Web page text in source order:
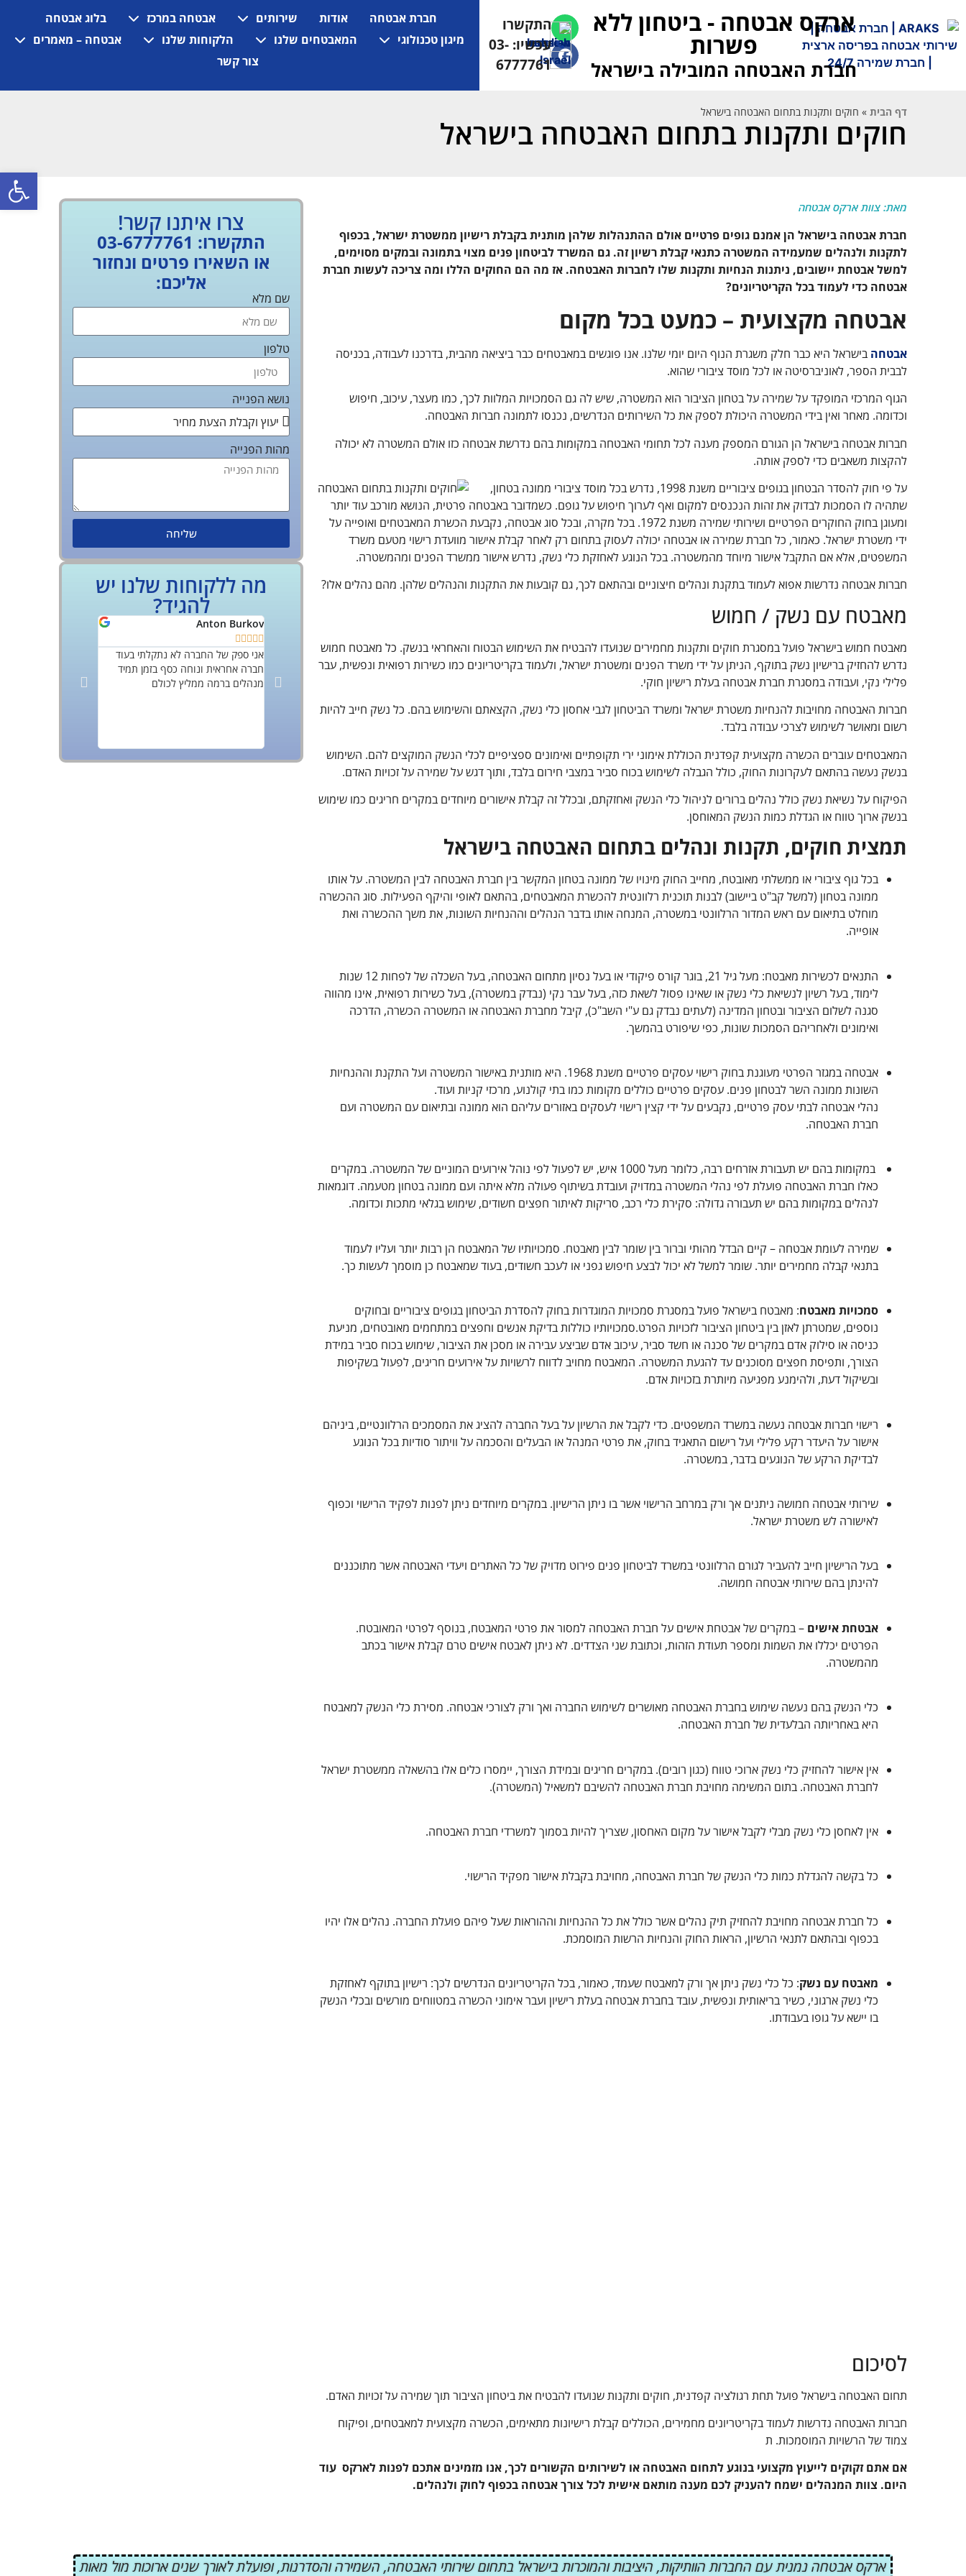
ארקס אבטחה - ביטחון ללא
פשרות
חברת האבטחה המובילה בישראל
התקשרו
עכשיו: 03-
6777761
(למחפשי עבודה
052-5472710)
חברת אבטחה אודות שירותים אבטחה במרכז
בלוג אבטחה
מיגון טכנולוגי
המאבטחים שלנו הלקוחות שלנו
אבטחה – מאמרים
צור קשר
דף הבית » חוקים ותקנות בתחום האבטחה בישראל
חוקים ותקנות בתחום האבטחה בישראל
מאת: צוות ארקס אבטחה
חברת אבטחה בישראל הן אמנם גופים פרטיים אולם ההתנהלות שלהן מותנית בקבלת רישיון ממשטרת ישראל, בכפוף
לתקנות ולנהלים שמעמידה המשטרה כתנאי קבלת רשיון זה. גם המשרד לביטחון פנים מצוי בתמונה ובמקים מסוימים,
למשל אבטחת יישובים, ניתנות הנחיות ותקנות שלו לחברות האבטחה. אז מה הם החוקים הללו ומה צריכה לעשות חברת
אבטחה כדי לעמוד בכל הקריטריונים?
אבטחה מקצועית – כמעט בכל מקום
אבטחה בישראל היא כבר חלק משגרת הנוף היום יומי שלנו. אנו פוגשים במאבטחים כבר ביציאה מהבית, בדרכנו לעבודה, בכניסה
לבבית הספר, לאוניברסיטה או לכל מוסד ציבורי שהוא.
הגוף המרכזי המופקד על שמירה על בטחון הציבור הוא המשטרה, שיש לה גם הסמכויות המלוות לכך, כמו מעצר, עיכוב, חיפוש
וכדומה. מאחר ואין בידי המשטרה היכולת לספק את כל השירותים הנדרשים, נכנסו לתמונה חברות האבטחה.
חברות אבטחה בישראל הן הגורם המספק מענה לכל תחומי האבטחה במקומות בהם נדרשת אבטחה כזו אולם המשטרה לא יכולה
להקצות משאבים כדי לספק אותה.
על פי חוק להסדר הבטחון בגופים ציבוריים משנת 1998, נדרש בכל מוסד ציבורי ממונה
בטחון,
שתהיה לו הסמכות לבדוק את זהות הנכנסים למקום ואף לערוך חיפוש על גופם. כשמדובר באבטחה פרטית, הנושא מורכב עוד יותר
ומעוגן בחוק החוקרים הפרטיים ושירותי שמירה משנת 1972. בכל מקרה, ובכל סוג אבטחה, נקבעת הכשרת המאבטחים ואופייה על
ידי משטרת ישראל. כאמור, כל חברת שמירה או אבטחה יכולה לעסוק בתחום רק לאחר קבלת אישור מוועדת רישוי מטעם משרד
המשפטים, אלא אם התקבל אישור מיוחד מהמשטרה. בכל הנוגע לאחזקת כלי נשק, נדרש אישור ממשרד הפנים ומהמשטרה.
חברות אבטחה נדרשות אפוא לעמוד בתקנת ונהלים חיצוניים ובהתאם לכך, גם קובעות את התקנות והנהלים שלהן. מהם נהלים אלו?
מאבטח עם נשק / חמוש
מאבטח חמוש בישראל פועל במסגרת חוקים ותקנות מחמירים שנועדו להבטיח את השימוש הבטוח והאחראי בנשק. כל מאבטח חמוש
נדרש להחזיק ברישיון נשק בתוקף, הניתן על ידי משרד הפנים ומשטרת ישראל, ולעמוד בקריטריונים כמו כשירות רפואית ונפשית, עבר
פלילי נקי, ועבודה במסגרת חברת אבטחה בעלת רישיון חוקי.
חברות האבטחה מחויבות להנחיות משטרת ישראל ומשרד הביטחון לגבי אחסון כלי נשק, הקצאתם והשימוש בהם. כל נשק חייב להיות
רשום ומאושר לשימוש לצרכי עבודה בלבד.
המאבטחים עוברים הכשרה מקצועית קפדנית הכוללת אימוני ירי תקופתיים ואימונים ספציפיים לכלי הנשק המוקצים להם. השימוש
בנשק נעשה בהתאם לעקרונות החוק, כולל הגבלה לשימוש בכוח סביר במצבי חירום בלבד, ותוך דגש על שמירה על זכויות האדם.
הפיקוח על נשיאת נשק כולל נהלים ברורים לניהול כלי הנשק ואחזקתם, ובכלל זה קבלת אישורים מיוחדים במקרים חריגים כמו שימוש
בנשק ארוך טווח או הגדלת כמות הנשק המאוחסן.
תמצית חוקים, תקנות ונהלים בתחום האבטחה בישראל
בכל גוף ציבורי או ממשלתי מאובטח, מחייב החוק מינויו של ממונה בטחון המקשר בין חברת האבטחה לבין המשטרה. על אותו
ממונה בטחון (למשל קב"ט ביישוב) לבנות תוכנית רלוונטית להכשרת המאבטחים, בהתאם לאופי והיקף הפעילות. סוג ההכשרה
מוחלט בתיאום עם ראש המדור הרלוונטי במשטרה, המנחה אותו בדבר הנהלים וההנחיות השונות, את משך ההכשרה ואת
אופייה.
התנאים לכשירות מאבטח: מעל גיל 21, בוגר קורס פיקודי או בעל נסיון מתחום האבטחה, בעל השכלה של לפחות 12 שנות
לימוד, בעל רשיון לנשיאת כלי נשק או שאינו פסול לשאת כזה, בעל עבר נקי (נבדק במשטרה), בעל כשירות רפואית, אינו מהווה
סגנה לשלום הציבור ובטחון המדינה (לעתים נבדק גם ע"י השב"כ), קיבל מחברת האבטחה או המשטרה הכשרה, הדרכה
ואימונים ולאחריהם הסמכות שונות, כפי שיפורט בהמשך.
אבטחה במגזר הפרטי מעוגנת בחוק רישוי עסקים פרטיים משנת 1968. היא מותנית באישור המשטרה ועל התקנת וההנחיות
השונות ממונה השר לבטחון פנים. עסקים פרטיים כוללים מקומות כמו בתי קולנוע, מרכזי קניות ועוד.
נהלי אבטחה לבתי עסק פרטיים, נקבעים על ידי קצין רישוי לעסקים באזורים עליהם הוא ממונה ובתיאום עם המשטרה ועם
חברת האבטחה.
במקומות בהם יש תעבורת אזרחים רבה, כלומר מעל 1000 איש, יש לפעול לפי נוהל אירועים המוניים של המשטרה. במקרים
כאלו חברת האבטחה פועלת לפי נהלי המשטרה במדויק ועובדת בשיתוף פעולה מלא איתה ועם ממונה בטחון מטעמה. דוגמאות
לנהלים במקומות בהם יש תעבורה גדולה: סקירת כלי רכב, סריקות לאיתור חפצים חשודים, שימוש בגלאי מתכות וכדומה.
שמירה לעומת אבטחה – קיים הבדל מהותי וברור בין שומר לבין מאבטח. סמכויותיו של המאבטח הן רבות יותר ועליו לעמוד
בתנאי קבלה מחמירים יותר. שומר למשל לא יכול לבצע חיפוש גפני או לעכב חשודים, בעוד שמאבטח כן מוסמך לעשות כך.
סמכויות מאבטח: מאבטח בישראל פועל במסגרת סמכויות המוגדרות בחוק להסדרת הביטחון בגופים ציבוריים ובחוקים
נוספים, שמטרתן לאזן בין ביטחון הציבור לזכויות הפרט.סמכויותיו כוללות בדיקת אנשים וחפצים במתחמים מאובטחים, מניעת
כניסה או סילוק אדם במקרים של סכנה או חשד סביר, עיכוב אדם שביצע עבירה או מסכן את הציבור, שימוש בכוח סביר במידת
הצורך, ותפיסת חפצים מסוכנים עד להגעת המשטרה. המאבטח מחויב לדווח לרשויות על אירועים חריגים, לפעול בשקיפות
ובשיקול דעת, ולהימנע מפגיעה מיותרת בזכויות אדם.
רישוי חברות אבטחה נעשה במשרד המשפטים. כדי לקבל את הרשיון על בעל החברה להציג את המסמכים הרלוונטיים, ביניהם
אישור על היעדר רקע פלילי ועל רישום התאגיד בחוק, את פרטי המנהל או הבעלים והסכמה על וויתור סודיות בכל הנוגע
לבדיקת הרקע של הנוגעים בדבר, במשטרה.
שירותי אבטחה חמושה ניתנים אך ורק במרחב הרישוי אשר בו ניתן הרישיון. במקרים מיוחדים ניתן לפנות לפקיד הרישוי וכפוף
לאישורה לש משטרת ישראל.
בעל הרישיון חייב להעביר לגורם הרלוונטי במשרד לביטחון פנים פירוט מדויק של כל האתרים ויעדי האבטחה אשר מתוכננים
להינתן בהם שירותי אבטחה חמושה.
אבטחת אישים – במקרים של אבטחת אישים על חברת האבטחה למסור את פרטי המאבטח, בנוסף לפרטי המאובטח.
הפרטים יכללו את השמות ומספר תעודת הזהות, וכתובת שני הצדדים. לא ניתן לאבטח אישים טרם קבלת אישור בכתב
מהמשטרה.
כלי הנשק בהם נעשה שימוש בחברת האבטחה מאושרים לשימוש החברה ואך ורק לצורכי אבטחה. מסירת כלי הנשק למאבטח
היא באחריותה הבלעדית של חברת האבטחה.
אין אישור להחזיק כלי נשק ארוכי טווח (כגון רובים). במקרים חריגים ובמידת הצורך, יימסרו כלים אלו בהשאלה ממשטרת ישראל
לחברת האבטחה. בתום המשימה מחויבת חברת האבטחה להשיבם למשאיל (המשטרה).
אין לאחסן כלי נשק מבלי לקבל אישור על מקום האחסון, שצריך להיות בסמוך למשרדי חברת האבטחה.
כל בקשה להגדלת כמות כלי הנשק של חברת האבטחה, מחויבת בקבלת אישור מפקיד הרישוי.
כל חברת אבטחה מחויבת להחזיק תיק נהלים אשר כולל את כל ההנחיות וההוראות שעל פיהם פועלת החברה. נהלים אלו יהיו
בכפוף ובהתאם לתנאי הרשיון, הראות החוק והנחיות הרשות המוסמכת.
מאבטח עם נשק: כל כלי נשק ניתן אך ורק למאבטח שעמד, כאמור, בכל הקריטריונים הנדרשים לכך: רישיון בתוקף לאחזקת
כלי נשק ארגוני, כשיר בריאותית ונפשית, עובד בחברת אבטחה בעלת רישיון ועבר אימוני הכשרה במטווחים מורשים ובכלי הנשק
בו יישא על גופו בעבודתו.
לסיכום
תחום האבטחה בישראל פועל תחת רגולציה קפדנית, חוקים ותקנות שנועדו להבטיח את ביטחון הציבור תוך שמירה על זכויות האדם.
חברות האבטחה נדרשות לעמוד בקריטריונים מחמירים, הכוללים קבלת רישיונות מתאימים, הכשרה מקצועית למאבטחים, ופיקוח
צמוד של הרשויות המוסמכות. ת
אם אתם זקוקים לייעוץ מקצועי בנוגע לתחום האבטחה או לשירותים הקשורים לכך, אנו מזמינים אתכם לפנות לארקס עוד
היום. צוות המנהלים ישמח להעניק לכם מענה מותאם אישית לכל צורך אבטחה בכפוף לחוק ולנהלים.
צרו איתנו קשר!
התקשרו: 03-6777761
או השאירו פרטים ונחזור
אליכם:
שם מלא
טלפון
נושא הפנייה
מהות הפנייה
שליחה
מה ללקוחות שלנו יש
להגיד?
Anton Burkov





אני ספק של החברה לא נתקלתי בעוד
חברה אחראית ונוחה כסף בזמן תמיד
מנהלים ברמה ממליץ לכולם
ומנומסים פוטרים כל
ארקס אבטחה נמנית עם החברות הוותיקות, היציבות והמוכרות בישראל בתחום שירותי האבטחה, השמירה והסדרנות, ופועלת לאורך שנים ארוכות מול מאות